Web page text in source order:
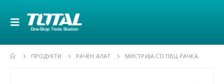
ПРОДУКТИ РАЧЕН АЛАТ МИСТРИЈА СО ПВЦ РАЧКА